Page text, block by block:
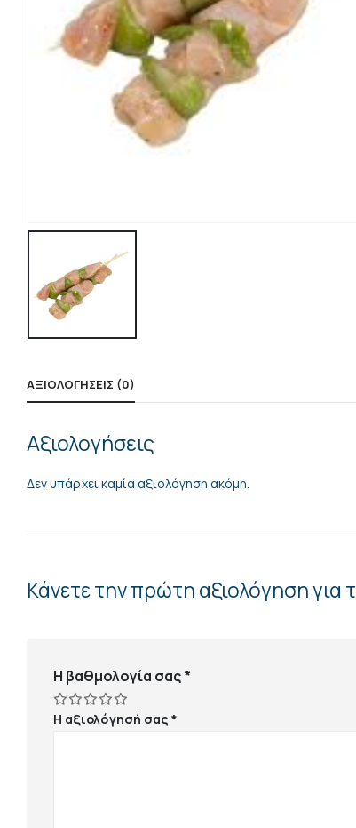
ΑΞΙΟΛΟΓΉΣΕΙΣ (0)
Αξιολογήσεις
Δεν υπάρχει καμία αξιολόγηση ακόμη.
Κάνετε την πρώτη αξιολόγηση
Η βαθμολογία σας*
Η αξιολόγησή σας*